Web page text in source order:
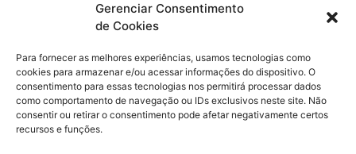
Gerenciar Consentimento
de Cookies
Para fornecer as melhores experiências, usamos tecnologias como
cookies para armazenar e/ou acessar informações do dispositivo. O
consentimento para essas tecnologias nos permitirá processar dados
como comportamento de navegação ou IDs exclusivos neste site. Não
consentir ou retirar o consentimento pode afetar negativamente certos
recursos e funções.
COMPARTILHE ESSA NOTÍCIA